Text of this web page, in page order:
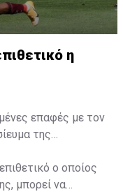
η
επαφές με τον
της
ο οποίος
μπορεί να